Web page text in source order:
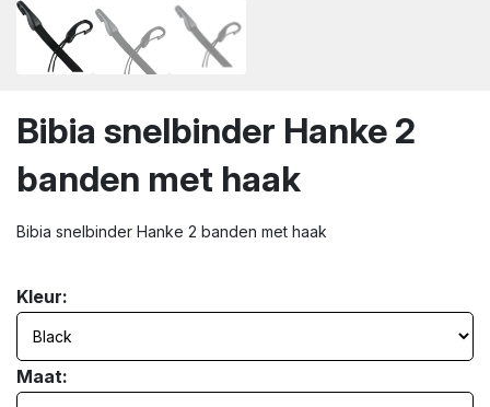
Bibia snelbinder Hanke 2
banden met haak
Bibia snelbinder Hanke 2 banden met haak
Kleur:
Maat: